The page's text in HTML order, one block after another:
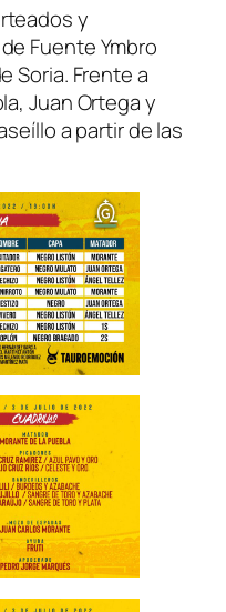
y
Fuente Ymbro
Soria. Frente a
Juan Ortega y
a partir de las